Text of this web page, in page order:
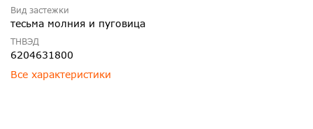
Вид застежки
тесьма молния и пуговица
ТНВЭД
6204631800
Все характеристики